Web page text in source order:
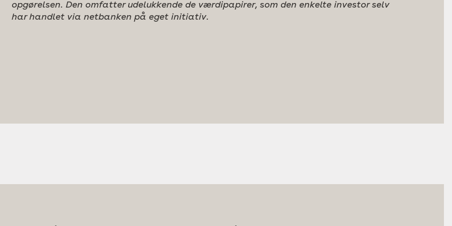
opgørelsen. Den omfatter udelukkende de værdipapirer, som den enkelte investor selv
har handlet via netbanken på eget initiativ.